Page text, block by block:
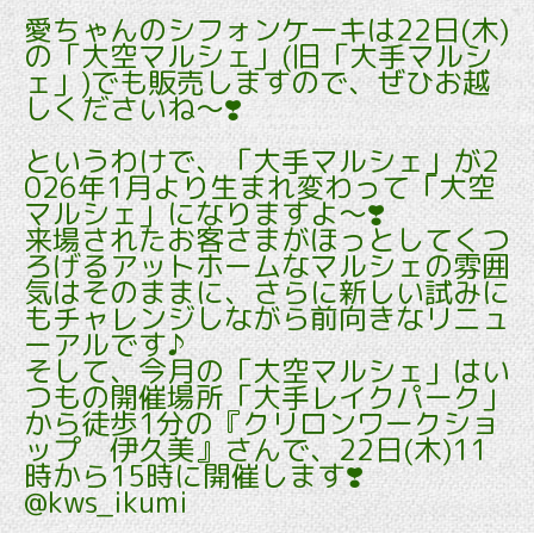
愛ちゃんのシフォンケーキは22日(木)
の「大空マルシェ」(旧「大手マルシ
ェ」)でも販売しますので、ぜひお越
しくださいね～❣️
というわけで、「大手マルシェ」が2
026年1月より生まれ変わって「大空
マルシェ」になりますよ～❣️
来場されたお客さまがほっとしてくつ
ろげるアットホームなマルシェの雰囲
気はそのままに、さらに新しい試みに
もチャレンジしながら前向きなリニュ
ーアルです♪
そして、今月の「大空マルシェ」はい
つもの開催場所「大手レイクパーク」
から徒歩1分の『クリロンワークショ
ップ 伊久美』さんで、22日(木)11
時から15時に開催します❣️
@kws_ikumi